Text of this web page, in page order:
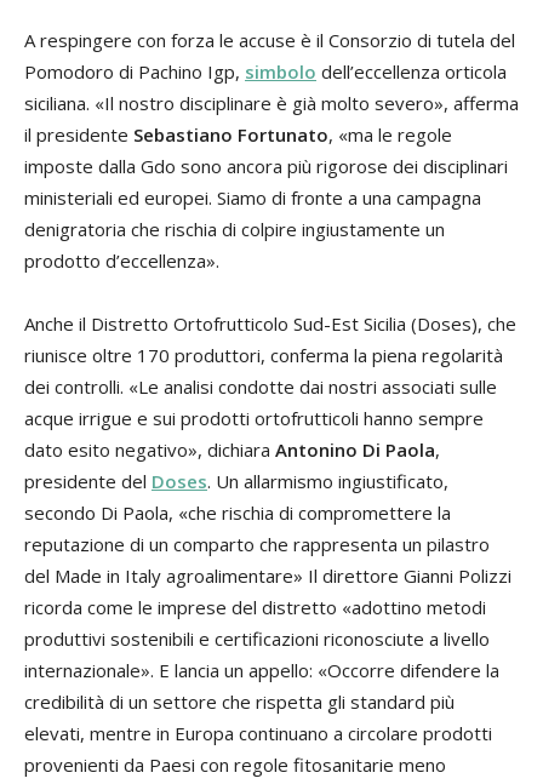
A respingere con forza le accuse è il Consorzio di tutela del
Pomodoro di Pachino Igp, simbolo dell’eccellenza orticola
siciliana. «Il nostro disciplinare è già molto severo», afferma
il presidente Sebastiano Fortunato, «ma le regole
imposte dalla Gdo sono ancora più rigorose dei disciplinari
ministeriali ed europei. Siamo di fronte a una campagna
denigratoria che rischia di colpire ingiustamente un
prodotto d’eccellenza».
Anche il Distretto Ortofrutticolo Sud-Est Sicilia (Doses), che
riunisce oltre 170 produttori, conferma la piena regolarità
dei controlli. «Le analisi condotte dai nostri associati sulle
acque irrigue e sui prodotti ortofrutticoli hanno sempre
dato esito negativo», dichiara Antonino Di Paola,
presidente del Doses. Un allarmismo ingiustificato,
secondo Di Paola, «che rischia di compromettere la
reputazione di un comparto che rappresenta un pilastro
del Made in Italy agroalimentare» Il direttore Gianni Polizzi
ricorda come le imprese del distretto «adottino metodi
produttivi sostenibili e certificazioni riconosciute a livello
internazionale». E lancia un appello: «Occorre difendere la
credibilità di un settore che rispetta gli standard più
elevati, mentre in Europa continuano a circolare prodotti
provenienti da Paesi con regole fitosanitarie meno